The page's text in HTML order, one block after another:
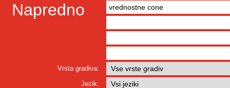
Napredno
Vrsta gradiva:
Jezik: